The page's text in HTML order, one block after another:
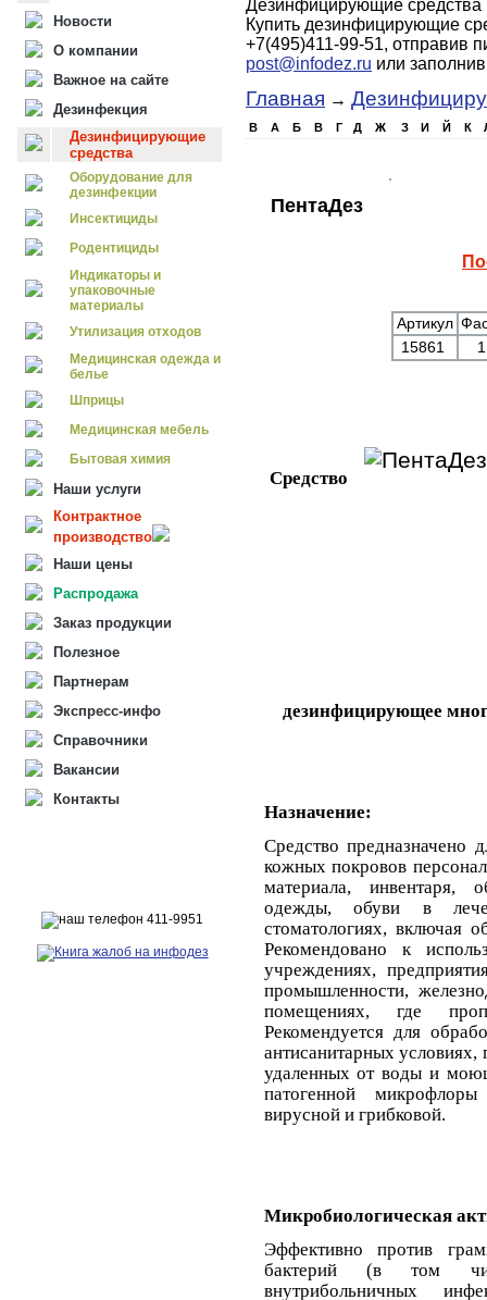
Новости
О компании
Важное на сайте
Дезинфекция
Дезинфицирующие
средства
Оборудование для
дезинфекции
Инсектициды
Родентициды
Индикаторы и
упаковочные
материалы
Утилизация отходов
Медицинская одежда и
белье
Шприцы
Медицинская мебель
Бытовая химия
Наши услуги
Контрактное
производство
Наши цены
Распродажа
Заказ продукции
Полезное
Партнерам
Экспресс-инфо
Справочники
Вакансии
Контакты
Дезинфицирующие средства
Купить дезинфицирующие
+7(495)411-99-51, отправив
post@infodez.ru или
Главная →
B А Б В Г Д Ж З И Й К
ПентаДез
Артикул
15861
Средство
дезинфицирующее
Назначение:
Средство предназначено
кожных покровов
материала, инвентаря,
одежды, обуви в
стоматологиях, включая
Рекомендовано к
учреждениях,
промышленности,
помещениях, где
Рекомендуется для
антисанитарных
удаленных от воды и
патогенной
вирусной и грибковой.
Микробиологическая
Эффективно против
бактерий (в том
внутрибольничных